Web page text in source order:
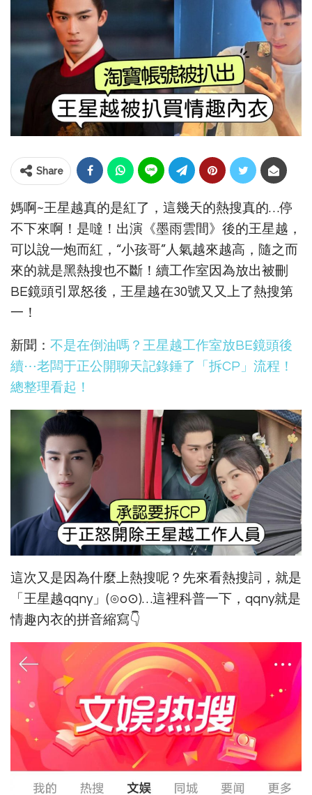
Share
媽啊~王星越真的是紅了，這幾天的熱搜真的…停
不下來啊！是噠！出演《墨雨雲間》後的王星越，
可以說一炮而紅，“小孩哥”人氣越來越高，隨之而
來的就是黑熱搜也不斷！續工作室因為放出被刪
BE鏡頭引眾怒後，王星越在30號又又上了熱搜第
一！
新聞： 不是在倒油嗎？王星越工作室放BE鏡頭後
續⋯老闆于正公開聊天記錄錘了「拆CP」流程！
總整理看起！
這次又是因為什麼上熱搜呢？先來看熱搜詞，就是
「王星越qqny」(⊙o⊙)…這裡科普一下，qqny就是
情趣內衣的拼音縮寫👇